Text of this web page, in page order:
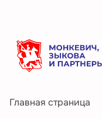
Главная страница